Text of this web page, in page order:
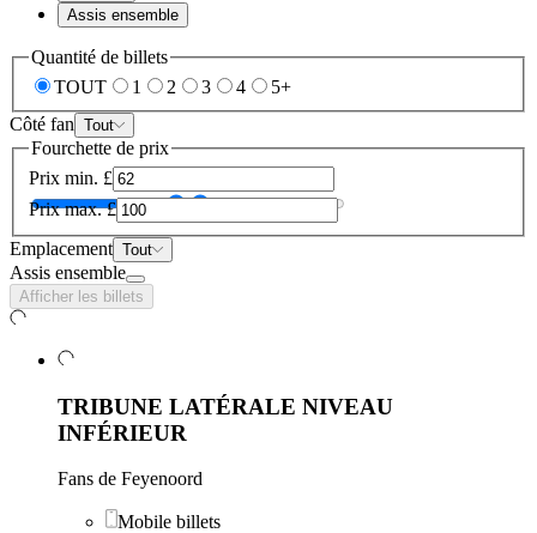
Assis ensemble
Quantité de billets
TOUT
1 2 3 4
5+
Côté fan Tout
Fourchette de prix
Prix min. £
Prix max. £
Emplacement Tout
Assis ensemble
Afficher les billets
TRIBUNE LATÉRALE NIVEAU
INFÉRIEUR
Fans de Feyenoord
Mobile billets